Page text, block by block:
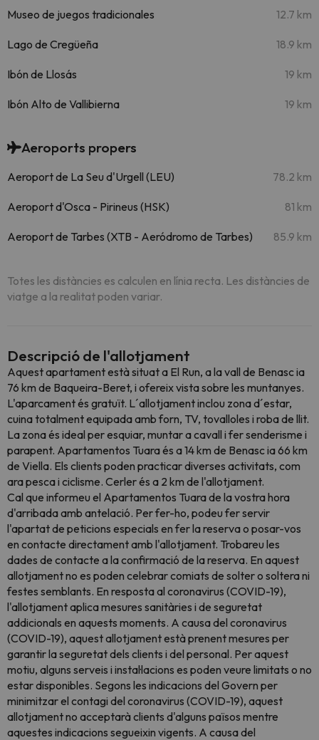
Museo de juegos tradicionales 12.7 km
Lago de Cregüeña 18.9 km
Ibón de Llosás 19 km
Ibón Alto de Vallibierna 19 km
Aeroports propers
Aeroport de La Seu d'Urgell (LEU) 78.2 km
Aeroport d'Osca - Pirineus (HSK) 81 km
Aeroport de Tarbes (XTB - Aeródromo de Tarbes) 85.9 km
Totes les distàncies es calculen en línia recta. Les distàncies de
viatge a la realitat poden variar.
Descripció de l'allotjament
Aquest apartament està situat a El Run, a la vall de Benasc ia
76 km de Baqueira-Beret, i ofereix vista sobre les muntanyes.
L'aparcament és gratuït. L´allotjament inclou zona d´estar,
cuina totalment equipada amb forn, TV, tovalloles i roba de llit.
La zona és ideal per esquiar, muntar a cavall i fer senderisme i
parapent. Apartamentos Tuara és a 14 km de Benasc ia 66 km
de Viella. Els clients poden practicar diverses activitats, com
ara pesca i ciclisme. Cerler és a 2 km de l'allotjament.
Cal que informeu el Apartamentos Tuara de la vostra hora
d'arribada amb antelació. Per fer-ho, podeu fer servir
l'apartat de peticions especials en fer la reserva o posar-vos
en contacte directament amb l'allotjament. Trobareu les
dades de contacte a la confirmació de la reserva. En aquest
allotjament no es poden celebrar comiats de solter o soltera ni
festes semblants. En resposta al coronavirus (COVID-19),
l'allotjament aplica mesures sanitàries i de seguretat
addicionals en aquests moments. A causa del coronavirus
(COVID-19), aquest allotjament està prenent mesures per
garantir la seguretat dels clients i del personal. Per aquest
motiu, alguns serveis i instal·lacions es poden veure limitats o no
estar disponibles. Segons les indicacions del Govern per
minimitzar el contagi del coronavirus (COVID-19), aquest
allotjament no acceptarà clients d'alguns països mentre
aquestes indicacions segueixin vigents. A causa del